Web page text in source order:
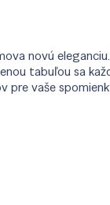
novú
tabuľou sa
pre vaše